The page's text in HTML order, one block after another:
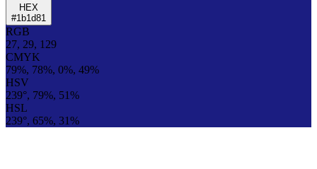
HEX
#1b1d81
RGB
27, 29, 129
CMYK
79%, 78%, 0%, 49%
HSV
239°, 79%, 51%
HSL
239°, 65%, 31%